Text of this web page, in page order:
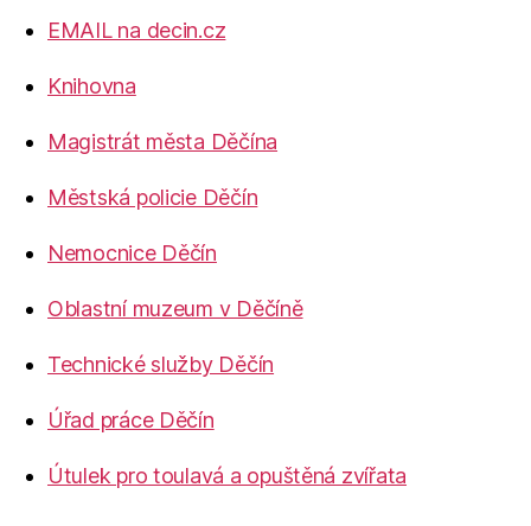
EMAIL na decin.cz
Knihovna
Magistrát města Děčína
Městská policie Děčín
Nemocnice Děčín
Oblastní muzeum v Děčíně
Technické služby Děčín
Úřad práce Děčín
Útulek pro toulavá a opuštěná zvířata